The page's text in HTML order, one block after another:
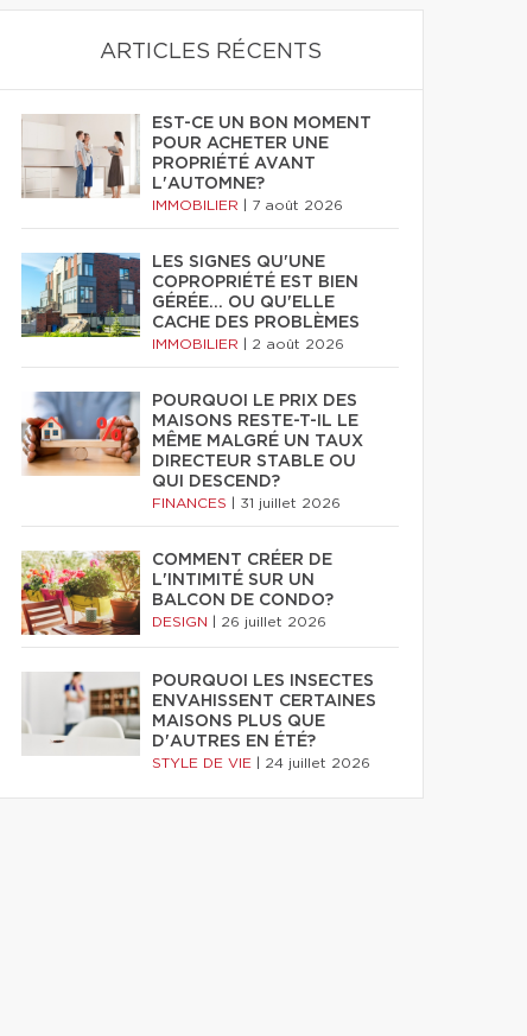
ARTICLES RÉCENTS
EST-CE UN BON MOMENT
POUR ACHETER UNE
PROPRIÉTÉ AVANT
L'AUTOMNE?
IMMOBILIER 7 août 2026
LES SIGNES QU'UNE
COPROPRIÉTÉ EST BIEN
GÉRÉE… OU QU'ELLE
CACHE DES PROBLÈMES
IMMOBILIER 2 août 2026
POURQUOI LE PRIX DES
MAISONS RESTE-T-IL LE
MÊME MALGRÉ UN TAUX
DIRECTEUR STABLE OU
QUI DESCEND?
FINANCES 31 juillet 2026
COMMENT CRÉER DE
L'INTIMITÉ SUR UN
BALCON DE CONDO?
DESIGN 26 juillet 2026
POURQUOI LES INSECTES
ENVAHISSENT CERTAINES
MAISONS PLUS QUE
D'AUTRES EN ÉTÉ?
STYLE DE VIE 24 juillet 2026